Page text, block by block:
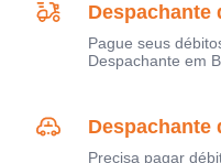
Despachante
Pague seus
Despachante em
Despachante
Precisa pagar